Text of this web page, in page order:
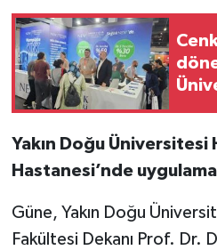
Yakın Doğu Üniversitesi
Hastanesi’nde
Güne, Yakın Doğu
Fakültesi Dekanı Prof. Dr.